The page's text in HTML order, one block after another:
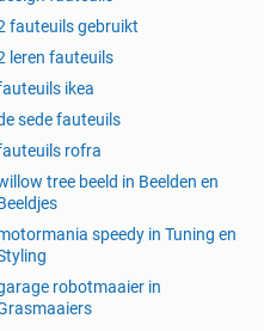
Mierlo, Made,
Olland, Oosteind,
Panningen, Putte,
Rosmalen, Rukven,
Uden, Uitwijk,
Velp, Waspik,
Wernhout, Westelbeers,
fauteuils gebruikt
leren fauteuils
ikea
sede fauteuils
rofra
tree beeld in Beelden en
speedy in Tuning en
robotmaaier in